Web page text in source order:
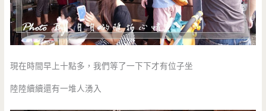
現在時間早上十點多，我們等了一下下才有位子坐
陸陸續續還有一堆人湧入